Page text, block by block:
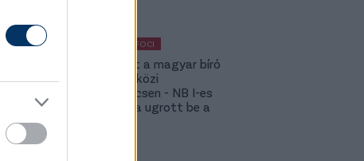
KÜLFÖLDI FOCI
Megsérült a magyar bíró
a nemzetközi
kupameccsen - NB I-es
honfitársa ugrott be a